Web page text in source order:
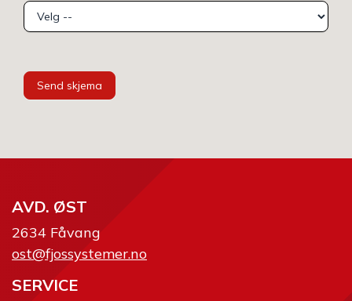
Send skjema
AVD. ØST
2634 Fåvang
ost@fjossystemer.no
SERVICE